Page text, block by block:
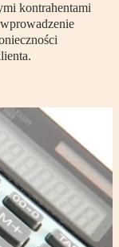
kontrahentami